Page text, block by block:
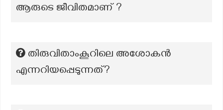
ആരുടെ ജീവിതമാണ് ?
തിരുവിതാംകൂറിലെ അശോകൻ
എന്നറിയപ്പെടുന്നത്?